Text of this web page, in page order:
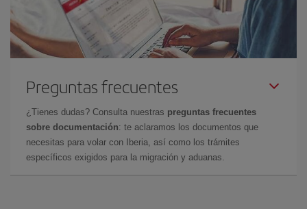
Preguntas frecuentes
¿Tienes dudas? Consulta nuestras preguntas frecuentes
sobre documentación: te aclaramos los documentos que
necesitas para volar con Iberia, así como los trámites
específicos exigidos para la migración y aduanas.